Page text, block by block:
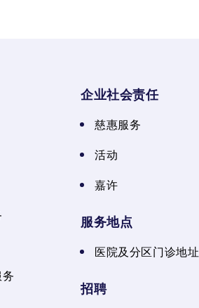
企业社会责任
慈惠服务
活动
嘉许
服务地点
医院及分区门诊地址
招聘